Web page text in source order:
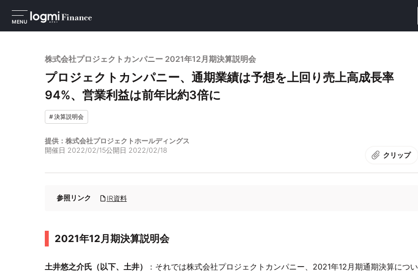
MENU
株式会社プロジェクトカンパニー 2021年12月期決算説明会
プロジェクトカンパニー、通期業績は予想を上回り売上高成長率
94%、営業利益は前年比約3倍に
#決算説明会
提供：株式会社プロジェクトホールディングス
開催日 2022/02/15公開日 2022/02/18
クリップ
参照リンク IR資料
2021年12月期決算説明会
土井悠之介氏（以下、土井）
：それでは株式会社プロジェクトカンパニー、2021年12月期通期決算につい